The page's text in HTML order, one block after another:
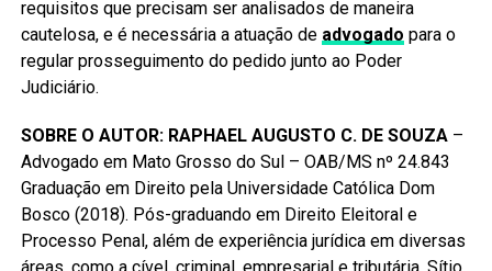
requisitos que precisam ser analisados de maneira
cautelosa, e é necessária a atuação de advogado para o
regular prosseguimento do pedido junto ao Poder
Judiciário.
SOBRE O AUTOR: RAPHAEL AUGUSTO C. DE SOUZA–
Advogado em Mato Grosso do Sul – OAB/MS nº 24.843
Graduação em Direito pela Universidade Católica Dom
Bosco (2018). Pós-graduando em Direito Eleitoral e
Processo Penal, além de experiência jurídica em diversas